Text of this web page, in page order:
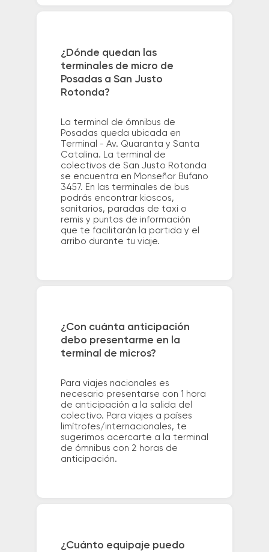
¿Dónde quedan las
terminales de micro de
Posadas a San Justo
Rotonda?
La terminal de ómnibus de
Posadas queda ubicada en
Terminal - Av. Quaranta y Santa
Catalina. La terminal de
colectivos de San Justo Rotonda
se encuentra en Monseñor Bufano
3457. En las terminales de bus
podrás encontrar kioscos,
sanitarios, paradas de taxi o
remis y puntos de información
que te facilitarán la partida y el
arribo durante tu viaje.
¿Con cuánta anticipación
debo presentarme en la
terminal de micros?
Para viajes nacionales es
necesario presentarse con 1 hora
de anticipación a la salida del
colectivo. Para viajes a países
limítrofes/internacionales, te
sugerimos acercarte a la terminal
de ómnibus con 2 horas de
anticipación.
¿Cuánto equipaje puedo